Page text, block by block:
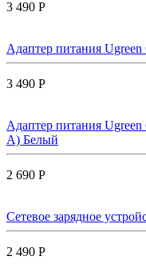
3 490 Р
Адаптер питания
3 490 Р
Адаптер питания
A) Белый
2 690 Р
Сетевое зарядное
2 490 Р